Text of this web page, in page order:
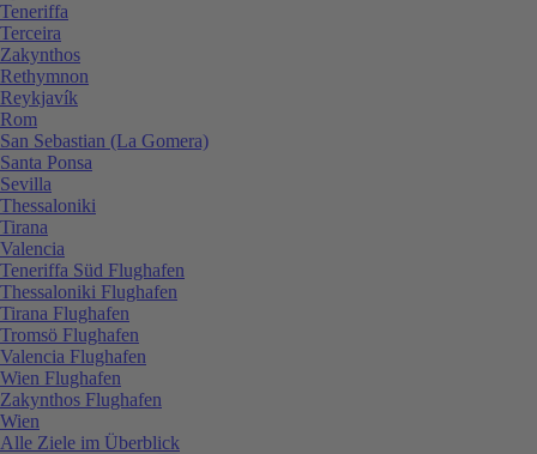
Teneriffa
Terceira
Zakynthos
Rethymnon
Reykjavík
Rom
San Sebastian (La Gomera)
Santa Ponsa
Sevilla
Thessaloniki
Tirana
Valencia
Teneriffa Süd Flughafen
Thessaloniki Flughafen
Tirana Flughafen
Tromsö Flughafen
Valencia Flughafen
Wien Flughafen
Zakynthos Flughafen
Wien
Alle Ziele im Überblick